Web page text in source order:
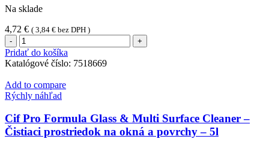
-
Na sklade
4,72 € ( 3,84 € bez DPH )
množstvo
Cif
Pro
Formula
Degreaser
-
Čistiaci
prostriedok
na
odmastenie
Pridať do košíka
Katalógové číslo: 7518669
Add to compare
Rýchly náhľad
Cif Pro Formula Glass & Multi Surface Cleaner –
Čistiaci prostriedok na okná a povrchy – 5l